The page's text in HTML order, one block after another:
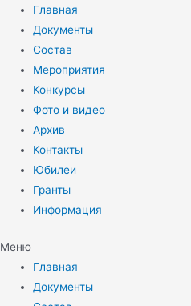
Перейти
содержимому
Главная
Документы
Состав
Мероприятия
Конкурсы
Фото и видео
Архив
Контакты
Юбилеи
Гранты
Информация
Меню
Главная
Документы